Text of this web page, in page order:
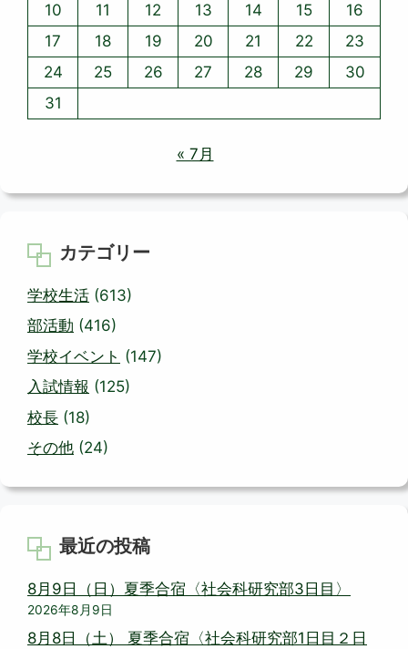
10
11 12 13 14 15
16
17
18 19 20 21 22
23
24
25 26 27 28 29
30
31
« 7月
カテゴリー
学校生活 (613)
部活動 (416)
学校イベント (147)
入試情報 (125)
校長 (18)
その他 (24)
最近の投稿
8月9日（日）夏季合宿〈社会科研究部3日目〉
2026年8月9日
8月8日（土） 夏季合宿〈社会科研究部1日目２日